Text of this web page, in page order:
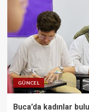
GÜNCEL
Buca’da kadınlar